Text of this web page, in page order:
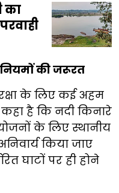
का
की जरूरत
के लिए कई अहम
है कि नदी किनारे
के लिए स्थानीय
किया जाए
घाटों पर ही होने